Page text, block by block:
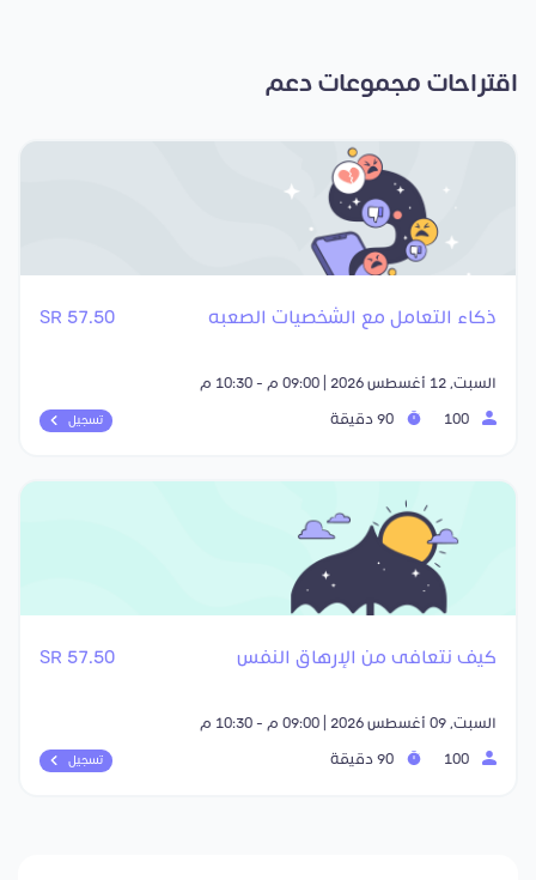
اقتراحات مجموعات دعم
ذكاء التعامل مع الشخصيات الصعبه 57.50 SR
السبت, 12 أغسطس 2026 | 09:00 م - 10:30 م
تسجيل
كيف نتعافى من الإرهاق النفس 57.50 SR
السبت, 09 أغسطس 2026 | 09:00 م - 10:30 م
تسجيل